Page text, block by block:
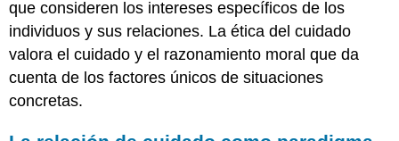
que consideren los intereses específicos de los
individuos y sus relaciones. La ética del cuidado
valora el cuidado y el razonamiento moral que da
cuenta de los factores únicos de situaciones
concretas.